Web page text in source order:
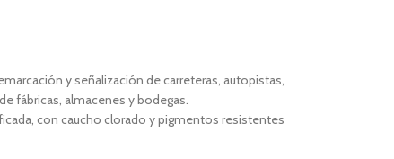
y señalización de carreteras, autopistas,
fábricas, almacenes y bodegas.
con caucho clorado y pigmentos resistentes